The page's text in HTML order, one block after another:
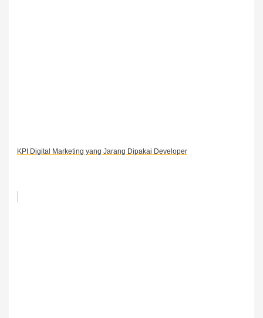
KPI Digital Marketing yang Jarang Dipakai Developer